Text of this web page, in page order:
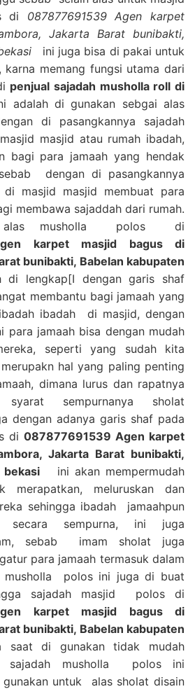
di 087877691539 Agen karpet
Jakarta Barat bunibakti,
ini juga bisa di pakai untuk
memang fungsi utama dari
penjual sajadah musholla roll di
adalah di gunakan sebgai alas
di pasangkannya sajadah
masjid atau rumah ibadah,
bagi para jamaah yang hendak
dengan di pasangkannya
masjid masjid membuat para
membawa sajaddah dari rumah.
alas musholla polos di
karpet masjid bagus di
bunibakti, Babelan kabupaten
lengkap[I dengan garis shaf
membantu bagi jamaah yang
ibadah di masjid, dengan
para jamaah bisa dengan mudah
seperti yang sudah kita
hal yang paling penting
dimana lurus dan rapatnya
sempurnanya sholat
dengan adanya garis shaf pada
di 087877691539 Agen karpet
Jakarta Barat bunibakti,
bekasi ini akan mempermudah
merapatkan, meluruskan dan
sehingga ibadah jamaahpun
sempurna, ini juga
sebab imam sholat juga
para jamaah termasuk dalam
musholla polos ini juga di buat
sajadah masjid polos di
karpet masjid bagus di
bunibakti, Babelan kabupaten
di gunakan tidak mudah
sajadah musholla polos ini
untuk alas sholat disain